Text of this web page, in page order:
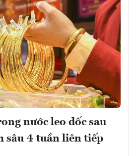
nước leo dốc sau
sâu 4 tuần liên tiếp